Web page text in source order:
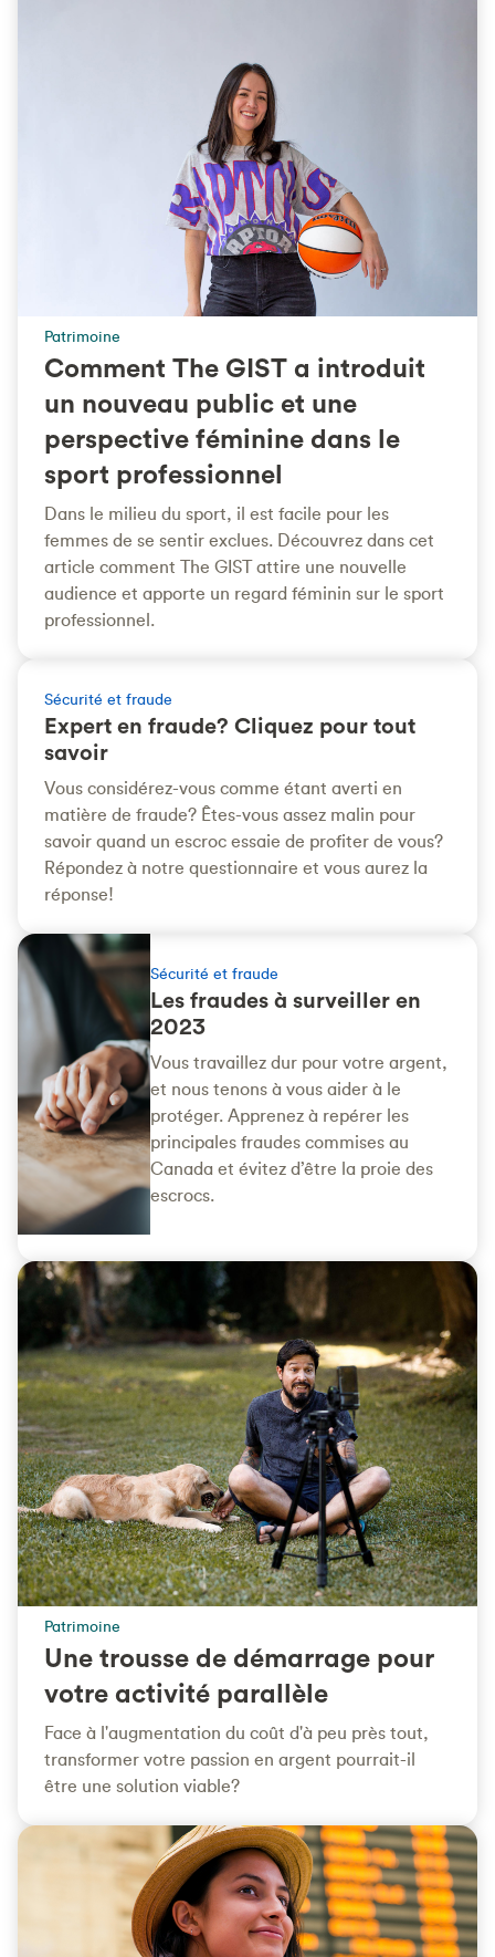
Patrimoine
Comment The GIST a introduit
un nouveau public et une
perspective féminine dans le
sport professionnel
Dans le milieu du sport, il est facile pour les
femmes de se sentir exclues. Découvrez dans cet
article comment The GIST attire une nouvelle
audience et apporte un regard féminin sur le sport
professionnel.
Sécurité et fraude
Expert en fraude? Cliquez pour tout
savoir
Vous considérez-vous comme étant averti en
matière de fraude? Êtes-vous assez malin pour
savoir quand un escroc essaie de profiter de vous?
Répondez à notre questionnaire et vous aurez la
réponse!
Sécurité et fraude
Les fraudes à surveiller en
2023
Vous travaillez dur pour votre argent,
et nous tenons à vous aider à le
protéger. Apprenez à repérer les
principales fraudes commises au
Canada et évitez d’être la proie des
escrocs.
Patrimoine
Une trousse de démarrage pour
votre activité parallèle
Face à l'augmentation du coût d'à peu près tout,
transformer votre passion en argent pourrait-il
être une solution viable?